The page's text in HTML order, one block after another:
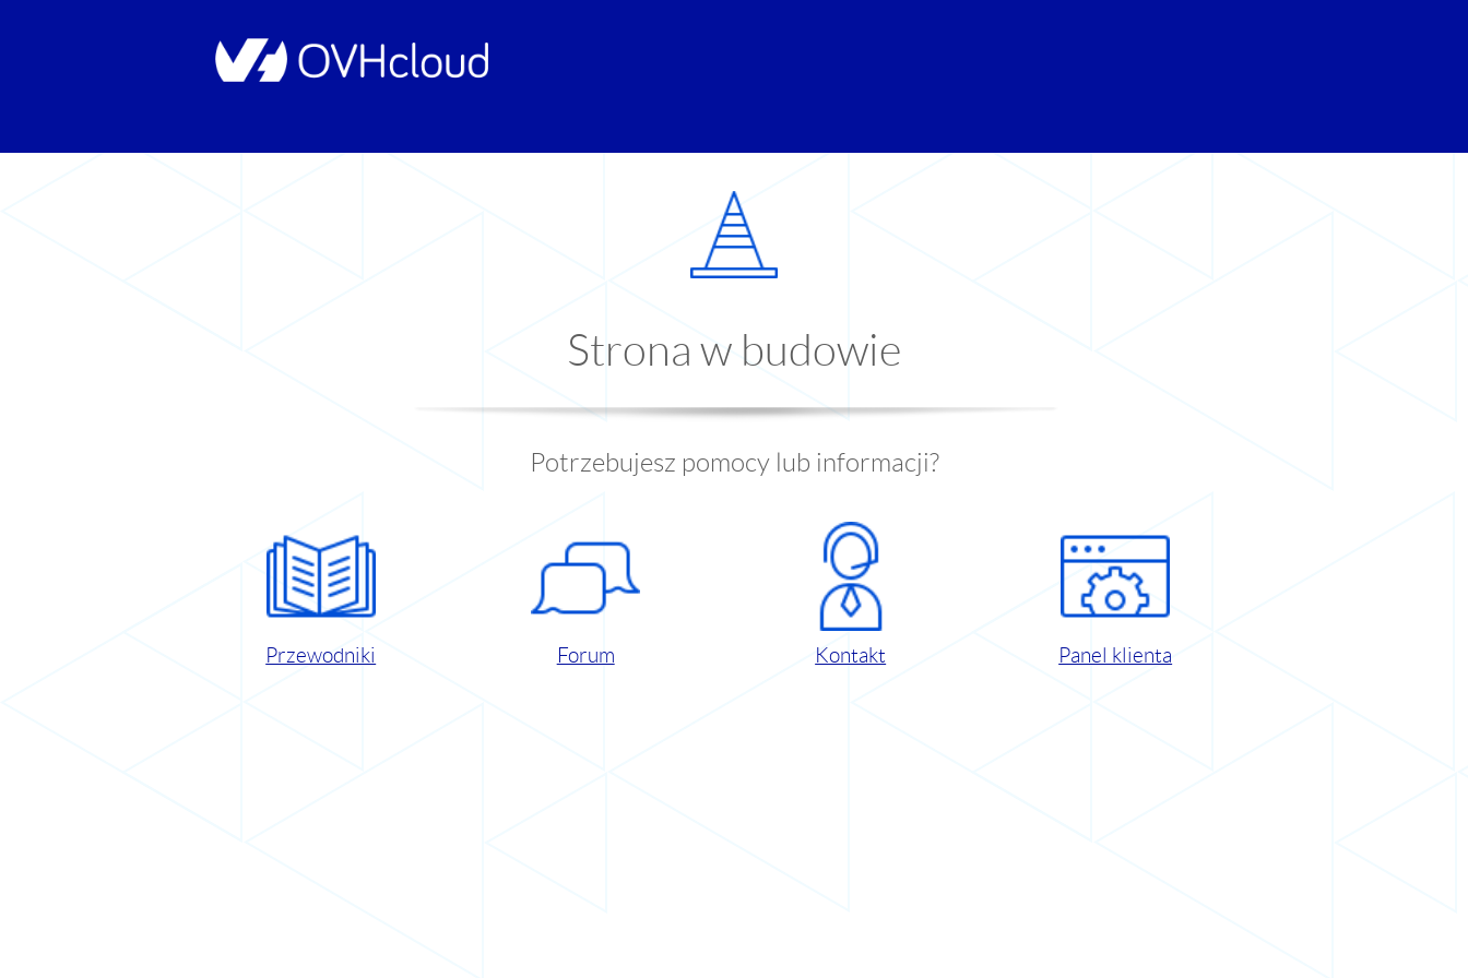
Strona w budowie
Potrzebujesz pomocy lub informacji?
Przewodniki Forum Kontakt Panel klienta